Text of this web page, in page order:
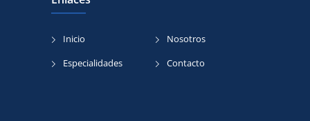
Inicio
Nosotros
Especialidades
Contacto